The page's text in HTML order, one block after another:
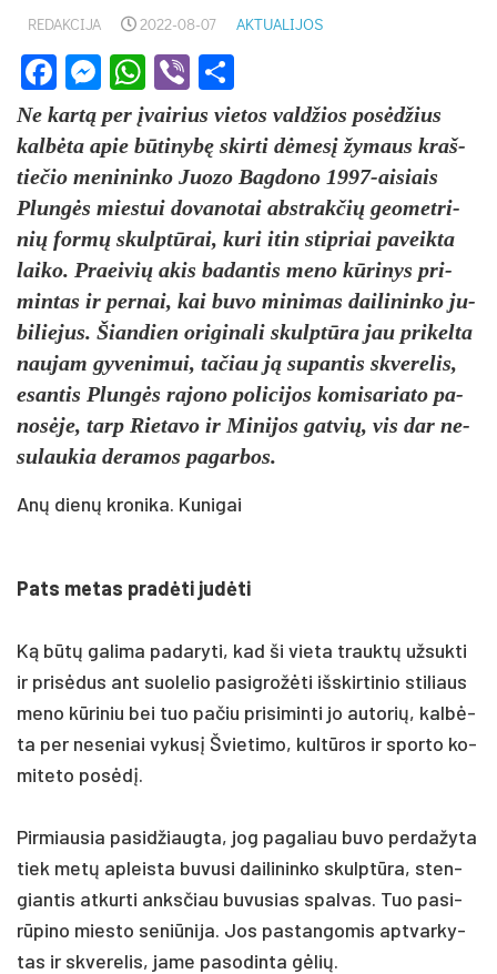
REDAKCIJA 2022-08-07 AKTUALIJOS
Facebook
Messenger
WhatsApp
Viber
Ne kartą per įvai­rius vie­tos vald­žios po­sėdžius
kalbė­ta apie būti­nybę skir­ti dėmesį žy­maus kraš­
tie­čio me­ni­nin­ko Juo­zo Bag­do­no 1997-ai­siais
Plungės mies­tui do­va­no­tai abst­rak­čių geo­met­ri­
nių formų skulptū­rai, ku­ri itin stip­riai pa­veik­ta
lai­ko. Praei­vių akis ba­dan­tis me­no kūri­nys pri­
min­tas ir per­nai, kai bu­vo mi­ni­mas dai­li­nin­ko ju­
bi­lie­jus. Šian­dien ori­gi­na­li skulptū­ra jau pri­kel­ta
nau­jam gy­ve­ni­mui, ta­čiau ją su­pan­tis skve­re­lis,
esan­tis Plungės ra­jo­no po­li­ci­jos ko­mi­sa­ria­to pa­
nosė­je, tarp Rie­ta­vo ir Mi­ni­jos gat­vių, vis dar ne­
su­lau­kia de­ra­mos pa­gar­bos.
Anų dienų kronika. Kunigai
Pats me­tas pra­dėti judė­ti
Ką būtų ga­li­ma pa­da­ry­ti, kad ši vie­ta trauktų už­suk­ti
ir pri­sėdus ant suo­le­lio pa­si­grožė­ti išs­kir­ti­nio sti­liaus
me­no kūri­niu bei tuo pa­čiu pri­si­min­ti jo au­to­rių, kalbė­
ta per ne­se­niai vy­kusį Švie­ti­mo, kultū­ros ir spor­to ko­
mi­te­to po­sėdį.
Pir­miau­sia pa­si­džiaug­ta, jog pa­ga­liau bu­vo per­da­žy­ta
tiek metų ap­leis­ta bu­vu­si dai­li­nin­ko skulptū­ra, sten­
gian­tis at­kur­ti anks­čiau bu­vu­sias spal­vas. Tuo pa­si­
rūpi­no mies­to se­niū­ni­ja. Jos pa­stan­go­mis ap­tvar­ky­
tas ir skve­re­lis, ja­me pa­so­din­ta gėlių.